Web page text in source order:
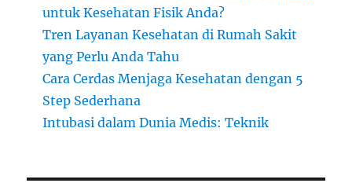
untuk Kesehatan Fisik Anda?
Tren Layanan Kesehatan di Rumah Sakit
yang Perlu Anda Tahu
Cara Cerdas Menjaga Kesehatan dengan 5
Step Sederhana
Intubasi dalam Dunia Medis: Teknik